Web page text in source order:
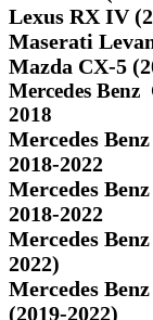
Lexus RX IV
Maserati
Mazda CX-5
Mercedes Benz
2018
Mercedes
2018-2022
Mercedes
2018-2022
Mercedes
2022)
Mercedes
(2019-2022)